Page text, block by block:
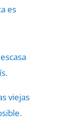
es
viejas